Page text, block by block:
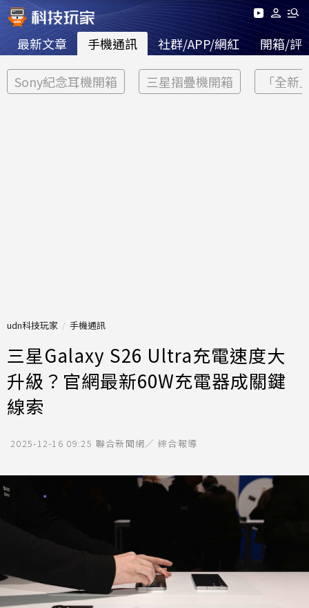
最新文章 手機通訊 社群/APP/網紅 開箱/評
Sony紀念耳機開箱 三星摺疊機開箱 「全新
udn科技玩家 手機通訊
三星Galaxy S26 Ultra充電速度大
升級？官網最新60W充電器成關鍵
線索
2025-12-16 09:25 聯合新聞網／ 綜合報導